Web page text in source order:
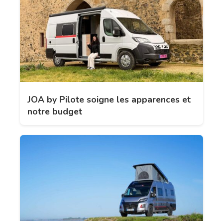
JOA by Pilote soigne les apparences et
notre budget